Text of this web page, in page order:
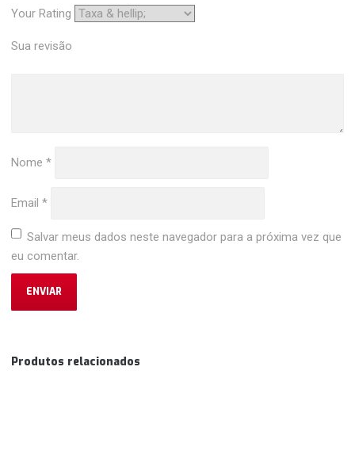
Your Rating
Sua revisão
Nome*
Email*
Salvar meus dados neste navegador para a próxima vez que
eu comentar.
Produtos relacionados